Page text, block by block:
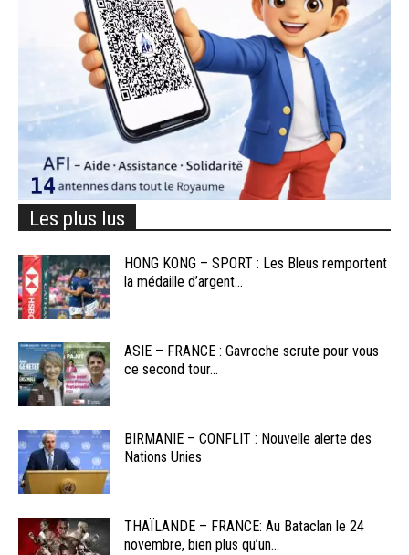
Les plus lus
HONG KONG – SPORT : Les Bleus remportent
la médaille d’argent...
ASIE – FRANCE : Gavroche scrute pour vous
ce second tour...
BIRMANIE – CONFLIT : Nouvelle alerte des
Nations Unies
THAÏLANDE – FRANCE: Au Bataclan le 24
novembre, bien plus qu’un...